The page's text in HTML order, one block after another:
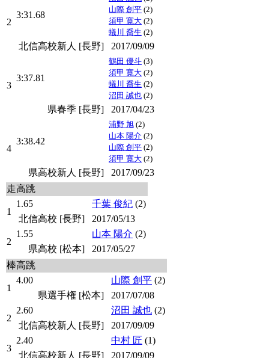
2
3:31.68
山際 創平 (2)
須甲 寛大 (2)
蟻川 喬生 (2)
北信高校新人 [長野] 2017/09/09
3
3:37.81
鶴田 優斗 (3)
須甲 寛大 (2)
蟻川 喬生 (2)
沼田 誠也 (2)
県春季 [長野] 2017/04/23
4
3:38.42
浦野 旭 (2)
山本 陽介 (2)
山際 創平 (2)
須甲 寛大 (2)
県高校新人 [長野]
2017/09/23
走高跳
1
1.65 千葉 俊紀 (2)
北信高校 [長野]
2017/05/13
2
1.55 山本 陽介 (2)
県高校 [松本]
2017/05/27
棒高跳
1
4.00 山際 創平 (2)
県選手権 [松本]
2017/07/08
2
2.60 沼田 誠也 (2)
北信高校新人 [長野]
2017/09/09
3
2.40 中村 匠 (1)
北信高校新人 [長野]
2017/09/09